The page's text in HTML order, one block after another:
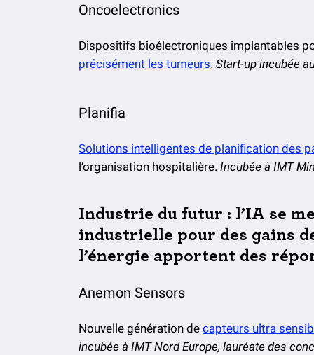
Oncoelectronics
Dispositifs bioélectroniques implantables
précisément les tumeurs. Start-up incubée
Planifia
Solutions intelligentes de planification des
l’organisation hospitalière. Incubée à IMT
Industrie du futur : l’IA se
industrielle pour des gains
l’énergie apportent des
Anemon Sensors
Nouvelle génération de capteurs ultra
incubée à IMT Nord Europe, lauréate des